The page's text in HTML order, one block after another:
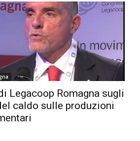
Legacoop Romagna sugli
caldo sulle produzioni